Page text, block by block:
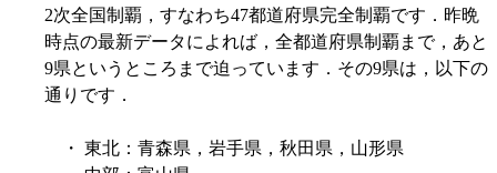
2次全国制覇，すなわち47都道府県完全制覇です．昨晩
時点の最新データによれば，全都道府県制覇まで，あと
9県というところまで迫っています．その9県は，以下の
通りです．
・ 東北：青森県，岩手県，秋田県，山形県